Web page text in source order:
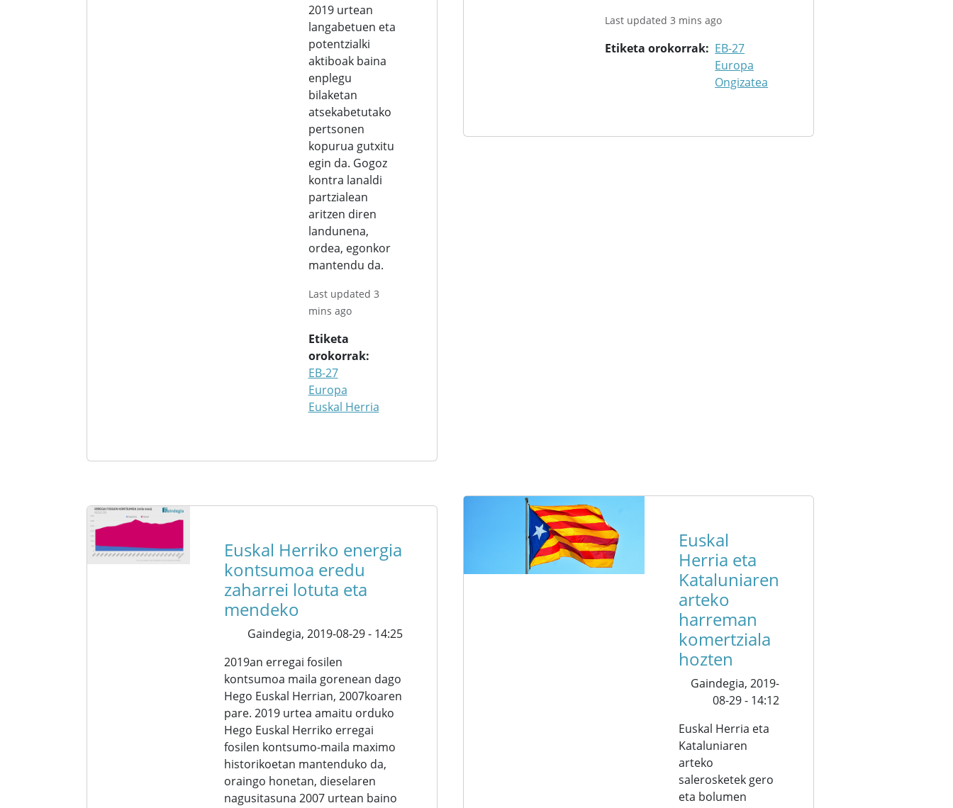
2019 urtean
langabetuen eta
potentzialki
aktiboak baina
enplegu
bilaketan
atsekabetutako
pertsonen
kopurua gutxitu
egin da. Gogoz
kontra lanaldi
partzialean
aritzen diren
landunena,
ordea, egonkor
mantendu da.
Last updated 3
mins ago
Etiketa
orokorrak
EB-27
Europa
Euskal Herria
Last updated 3 mins ago
Etiketa orokorrak
EB-27
Europa
Ongizatea
Euskal Herriko energia
kontsumoa eredu
zaharrei lotuta eta
mendeko
Gaindegia, 2019-08-29 - 14:25
2019an erregai fosilen
kontsumoa maila gorenean dago
Hego Euskal Herrian, 2007koaren
pare. 2019 urtea amaitu orduko
Hego Euskal Herriko erregai
fosilen kontsumo-maila maximo
historikoetan mantenduko da,
oraingo honetan, dieselaren
nagusitasuna 2007 urtean baino
Euskal
Herria eta
Kataluniaren
arteko
harreman
komertziala
hozten
Gaindegia, 2019-
08-29 - 14:12
Euskal Herria eta
Kataluniaren
arteko
salerosketek gero
eta bolumen